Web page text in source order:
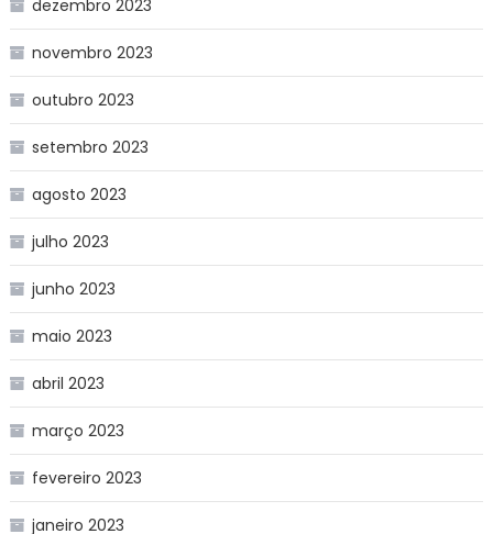
dezembro 2023
novembro 2023
outubro 2023
setembro 2023
agosto 2023
julho 2023
junho 2023
maio 2023
abril 2023
março 2023
fevereiro 2023
janeiro 2023